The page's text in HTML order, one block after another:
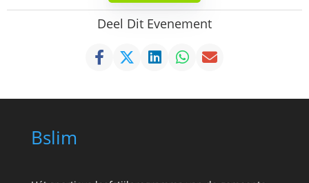
Deel Dit Evenement
Bslim